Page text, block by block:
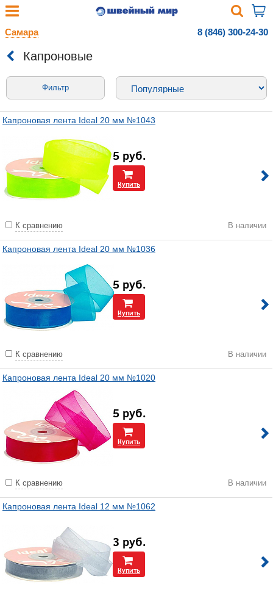
Самара 8 (846) 300-24-30
Капроновые
Фильтр
Капроновая лента Ideal 20 мм №1043
5 руб.
Купить
К сравнению В наличии
Капроновая лента Ideal 20 мм №1036
5 руб.
Купить
К сравнению В наличии
Капроновая лента Ideal 20 мм №1020
5 руб.
Купить
К сравнению В наличии
Капроновая лента Ideal 12 мм №1062
3 руб.
Купить